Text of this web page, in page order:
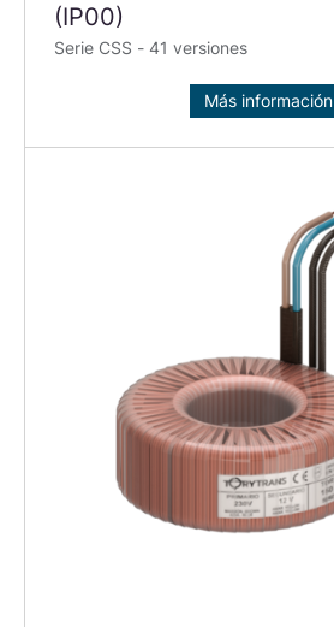
(IP00)
Serie CSS - 41 versiones
Más información